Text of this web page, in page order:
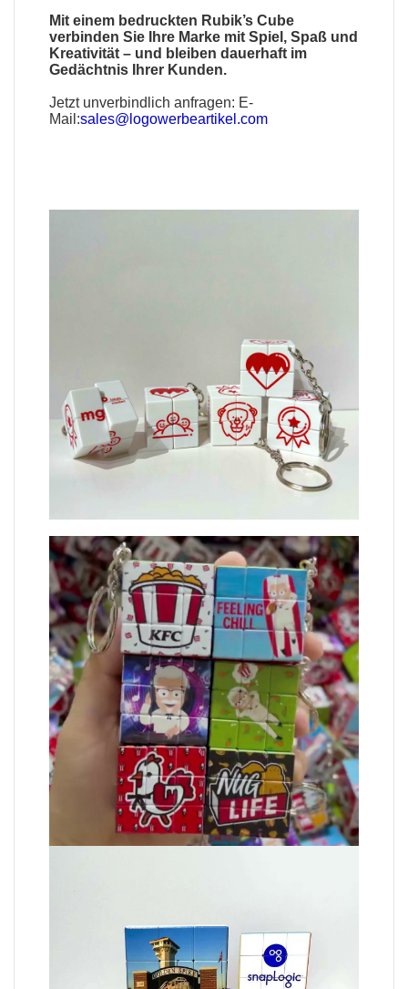
Mit einem bedruckten Rubik’s Cube
verbinden Sie Ihre Marke mit Spiel, Spaß und
Kreativität – und bleiben dauerhaft im
Gedächtnis Ihrer Kunden.
Jetzt unverbindlich anfragen: E-
Mail:sales@logowerbeartikel.com